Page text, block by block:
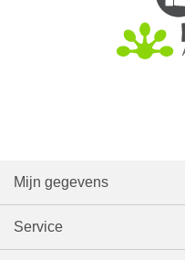
Mijn gegevens
Service